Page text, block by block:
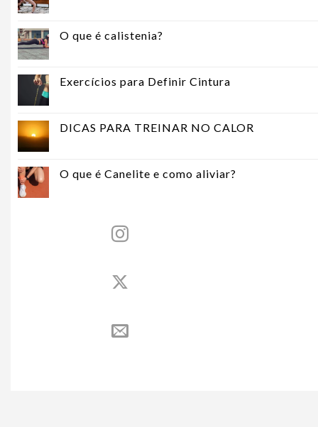
O que é calistenia?
Exercícios para Definir Cintura
DICAS PARA TREINAR NO CALOR
O que é Canelite e como aliviar?